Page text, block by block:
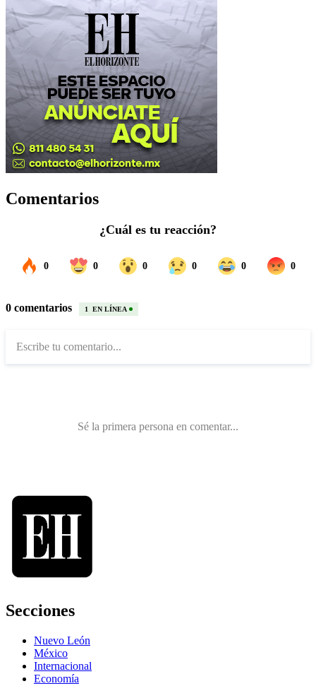
Comentarios
Secciones
Nuevo León
México
Internacional
Economía